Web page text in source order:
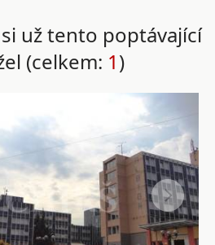
už tento poptávající
(celkem: 1)